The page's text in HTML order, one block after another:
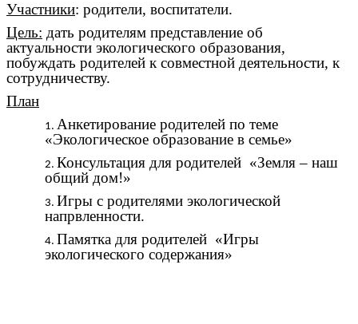
Участники: родители, воспитатели.
Цель: дать родителям представление об
актуальности экологического образования,
побуждать родителей к совместной деятельности, к
сотрудничеству.
План
Анкетирование родителей по теме
«Экологическое образование в семье»
Консультация для родителей «Земля – наш
общий дом!»
Игры с родителями экологической
напрвленности.
Памятка для родителей «Игры
экологического содержания»